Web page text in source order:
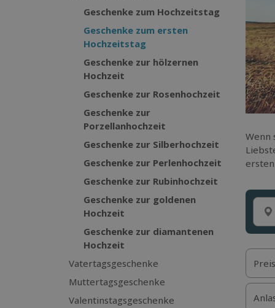
Geschenke zum Hochzeitstag
Geschenke zum ersten
Hochzeitstag
Geschenke zur hölzernen
Hochzeit
Geschenke zur Rosenhochzeit
Geschenke zur
Porzellanhochzeit
Geschenke zur Silberhochzeit
Geschenke zur Perlenhochzeit
Geschenke zur Rubinhochzeit
Geschenke zur goldenen
Hochzeit
Geschenke zur diamantenen
Hochzeit
Vatertagsgeschenke
Muttertagsgeschenke
Valentinstagsgeschenke
Wenn
Preis